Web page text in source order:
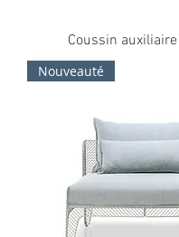
Coussin auxiliaire
Nouveauté